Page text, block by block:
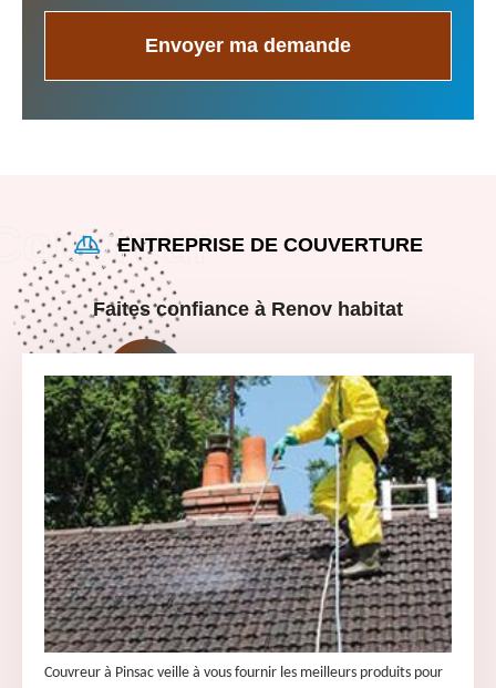
ENTREPRISE DE COUVERTURE
Faites confiance à Renov habitat
Couvreur à Pinsac veille à vous fournir les meilleurs produits pour